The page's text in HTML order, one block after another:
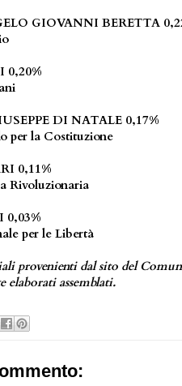
GIOVANNI BERETTA
0,20%
DI NATALE 0,17%
per la Costituzione
0,11%
Rivoluzionaria
0,03%
per le Libertà
provenienti dal sito del
elaborati assemblati.